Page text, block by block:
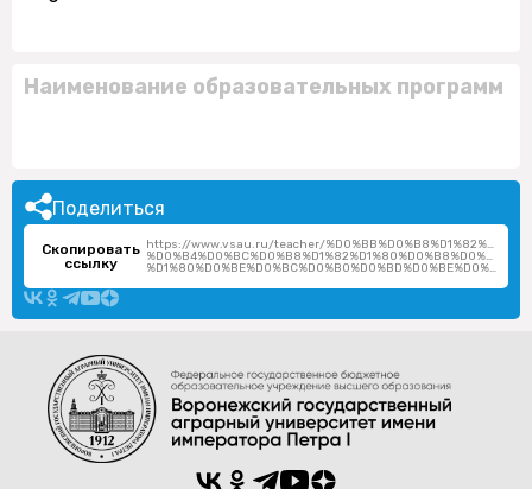
Наименование образовательных программ
Поделиться
Скопировать
ссылку
https://www.vsau.ru/teacher/
%D0%B4%D0%BC%D0%B8%D1%82%D1%80%D0%B8%D0%B9-
%D1%80%D0%BE%D0%BC%D0%B0%D0%BD%D0%BE%D0%B2%D0%B8%D1%87/